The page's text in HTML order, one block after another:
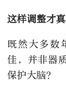
这样调整才
既然大多数
佳，并非器
保护大脑？